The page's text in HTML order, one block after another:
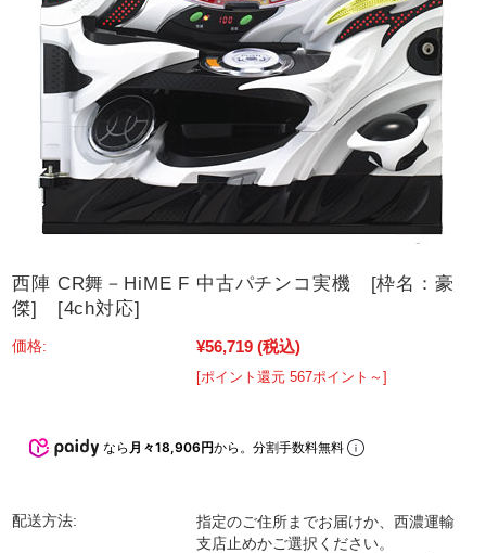
西陣 CR舞－HiME F 中古パチンコ実機 [枠名：豪
傑] [4ch対応]
価格: ¥56,719 (税込)
[ポイント還元 567ポイント～]
なら 月々18,906円から。分割手数料無料
配送方法:
指定のご住所までお届けか、西濃運輸
支店止めかご選択ください。